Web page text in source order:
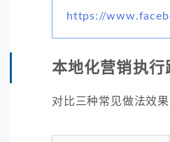
https://
本地化营销执行
对比三种常见做法效果